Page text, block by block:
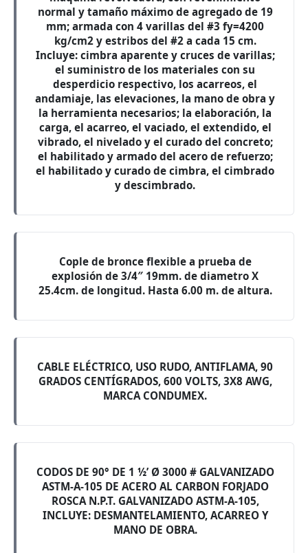
normal y tamaño máximo de agregado de 19
mm; armada con 4 varillas del #3 fy=4200
kg/cm2 y estribos del #2 a cada 15 cm.
Incluye: cimbra aparente y cruces de varillas;
el suministro de los materiales con su
desperdicio respectivo, los acarreos, el
andamiaje, las elevaciones, la mano de obra y
la herramienta necesarios; la elaboración, la
carga, el acarreo, el vaciado, el extendido, el
vibrado, el nivelado y el curado del concreto;
el habilitado y armado del acero de refuerzo;
el habilitado y curado de cimbra, el cimbrado
y descimbrado.
Cople de bronce flexible a prueba de
explosión de 3/4″ 19mm. de diametro X
25.4cm. de longitud. Hasta 6.00 m. de altura.
CABLE ELÉCTRICO, USO RUDO, ANTIFLAMA, 90
GRADOS CENTÍGRADOS, 600 VOLTS, 3X8 AWG,
MARCA CONDUMEX.
CODOS DE 90° DE 1 ½’ Ø 3000 # GALVANIZADO
ASTM-A-105 DE ACERO AL CARBON FORJADO
ROSCA N.P.T. GALVANIZADO ASTM-A-105,
INCLUYE: DESMANTELAMIENTO, ACARREO Y
MANO DE OBRA.